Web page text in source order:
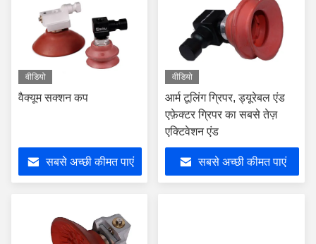
वीडियो
वैक्यूम सक्शन कप
सबसे अच्छी कीमत पाएं
वीडियो
आर्म टूलिंग ग्रिपर, ड्यूरेबल एंड
एफ़ेक्टर ग्रिपर का सबसे तेज़
एक्टिवेशन एंड
सबसे अच्छी कीमत पाएं